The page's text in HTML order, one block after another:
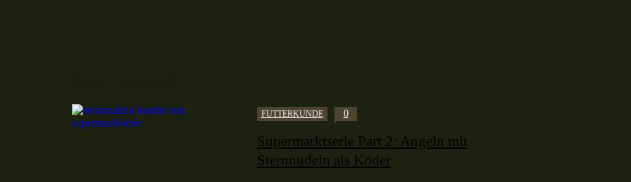
FUTTERKUNDE 0
Supermarktserie Part 2: Angeln mit
Sternnudeln als Köder